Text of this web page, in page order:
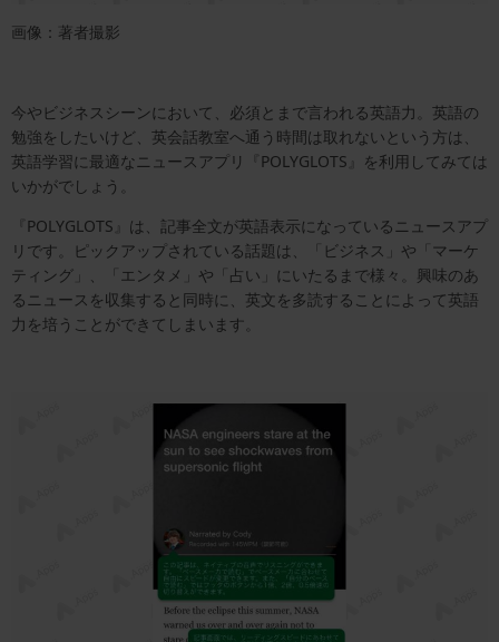
画像：著者撮影
今やビジネスシーンにおいて、必須とまで言われる英語力。英語の
勉強をしたいけど、英会話教室へ通う時間は取れないという方は、
英語学習に最適なニュースアプリ『POLYGLOTS』を利用してみては
いかがでしょう。
『POLYGLOTS』は、記事全文が英語表示になっているニュースアプ
リです。ピックアップされている話題は、「ビジネス」や「マーケ
ティング」、「エンタメ」や「占い」にいたるまで様々。興味のあ
るニュースを収集すると同時に、英文を多読することによって英語
力を培うことができてしまいます。